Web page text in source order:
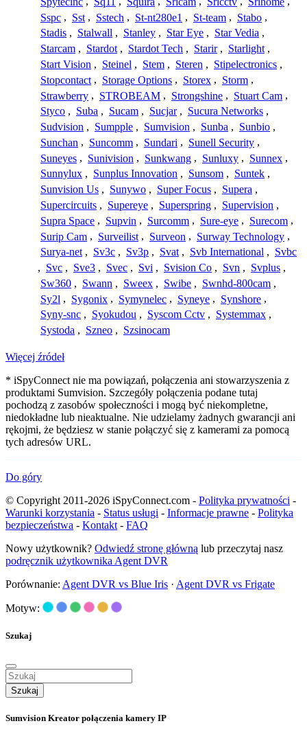
Sspc , Sst , Sstech , St-nt280e1 , St-team , Stabo ,
Stadis , Stalwall , Stanley , Star Eye , Star Vedia ,
Starcam , Stardot , Stardot Tech , Starir , Starlight ,
Start Vision , Steinel , Stem , Steren , Stipelectronics ,
Stopcontact , Storage Options , Storex , Storm ,
Strawberry , STROBEAM , Strongshine , Stuart Cam ,
Styco , Suba , Sucam , Sucjar , Sucura Networks ,
Sudvision , Sumpple , Sumvision , Sunba , Sunbio ,
Sunchan , Suncomm , Sundari , Sunell Security ,
Suneyes , Sunivision , Sunkwang , Sunluxy , Sunnex ,
Sunnylux , Sunplus Innovation , Sunsom , Suntek ,
Sunvision Us , Sunywo , Super Focus , Supera ,
Supercircuits , Supereye , Superspring , Supervision ,
Supra Space , Supvin , Surcomm , Sure-eye , Surecom ,
Surip Cam , Surveilist , Surveon , Surway Technology ,
Surya-net , Sv3c , Sv3p , Svat , Svb International , Svbc
, Svc , Sve3 , Svec , Svi , Svision Co , Svn , Svplus ,
Sw360 , Swann , Sweex , Swibe , Swnhd-800cam ,
Sy2l , Sygonix , Symynelec , Syneye , Synshore ,
Syny-snc , Syokudou , Syscom Cctv , Systemmax ,
Systoda , Szneo , Szsinocam
Więcej źródeł
* iSpyConnect nie ma powiązań, połączenia ani stowarzyszenia z
produktami Sumvision. Szczegóły połączenia podane tutaj
pochodzą z zasobów społeczności i mogą być niekompletne,
niedokładne lub nieaktualne. Nie udzielamy żadnych gwarancji ani
rękojmi, że będziesz w stanie połączyć się z kamerami za pomocą
tych adresów URL.
Do góry
© Copyright 2011-2026 iSpyConnect.com - Polityka prywatności -
Warunki korzystania - Status usługi - Informacje prawne - Polityka
bezpieczeństwa - Kontakt - FAQ
Nowy użytkownik? Odwiedź stronę główną lub przeczytaj nasz
podręcznik użytkownika Agent DVR
Porównanie: Agent DVR vs Blue Iris · Agent DVR vs Frigate
Motyw:
Szukaj
Szukaj
Sumvision Kreator połączenia kamery IP